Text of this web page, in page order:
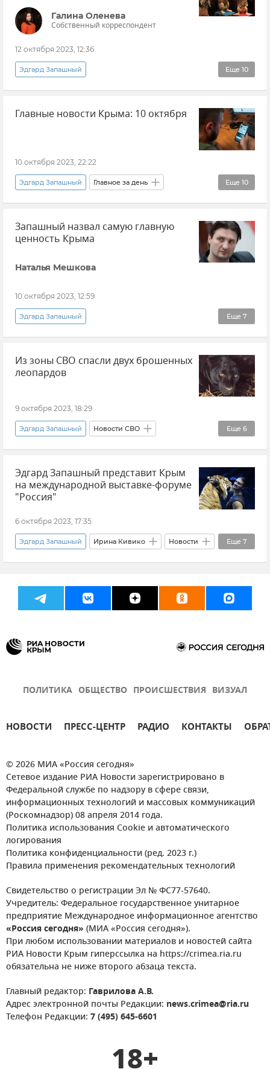
Галина Оленева
Собственный корреспондент
12 октября 2023, 12:36
Еще 10
Эдгард Запашный
Эксклюзивы РИА Новости Крым Россия
Общество
Животные
Закон и право Государственная Дума РФ
Главные новости Крыма: 10 октября
10 октября 2023, 22:22
Еще 10
Эдгард Запашный Главное за день
Новости Новости Крыма Крым
Грипп Общественная палата Крыма
ДТП в Крыму и Севастополе
Государственный совет РК (Госсовет)
Владимир Константинов
Запашный назвал самую главную
ценность Крыма
Наталья Мешкова
10 октября 2023, 12:59
Еще 7
Эдгард Запашный
Эксклюзивы РИА Новости Крым Крым
Новости Крыма Россия Мнения
Общество
Международная выставка-форум «Россия»
Из зоны СВО спасли двух брошенных
леопардов
9 октября 2023, 18:29
Еще 6
Эдгард Запашный Новости СВО
Животные Общество
Луганская Народная Республика (ЛНР)
Безопасность
События в Донбассе
Эдгард Запашный представит Крым
на международной выставке-форуме
"Россия"
6 октября 2023, 17:35
Еще 7
Эдгард Запашный Ирина Кивико Новости
Новости Крыма Россия Крым
Большой Московский цирк Общество
Москва ВДНХ
ПОЛИТИКА ОБЩЕСТВО ПРОИСШЕСТВИЯ ВИЗУАЛ
НОВОСТИ ПРЕСС-ЦЕНТР РАДИО КОНТАКТЫ
© 2026 МИА «Россия сегодня»
Сетевое издание РИА Новости зарегистрировано в
Федеральной службе по надзору в сфере связи,
информационных технологий и массовых коммуникаций
(Роскомнадзор) 08 апреля 2014 года.
Политика использования Cookie и автоматического
логирования
Политика конфиденциальности (ред. 2023 г.)
Правила применения рекомендательных технологий
Свидетельство о регистрации Эл № ФС77-57640.
Учредитель: Федеральное государственное унитарное
предприятие Международное информационное агентство
«Россия сегодня» (МИА «Россия сегодня»).
При любом использовании материалов и новостей сайта
РИА Новости Крым гиперссылка на https://crimea.ria.ru
обязательна не ниже второго абзаца текста.
Главный редактор: Гаврилова А.В.
Адрес электронной почты Редакции: news.crimea@ria.ru
Телефон Редакции: 7 (495) 645-6601
18+